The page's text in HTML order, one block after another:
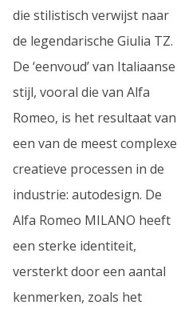
die stilistisch verwijst naar
de legendarische Giulia TZ.
De ‘eenvoud’ van Italiaanse
stijl, vooral die van Alfa
Romeo, is het resultaat van
een van de meest complexe
creatieve processen in de
industrie: autodesign. De
Alfa Romeo MILANO heeft
een sterke identiteit,
versterkt door een aantal
kenmerken, zoals het